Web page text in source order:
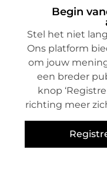
Begin
Stel het niet
Ons platform
om jouw
een breder
knop
richting meer